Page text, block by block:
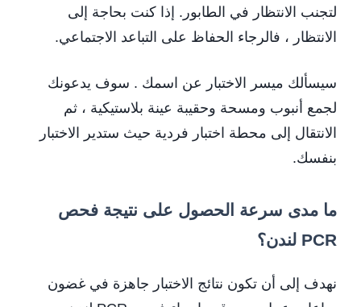
لتجنب الانتظار في الطابور. إذا كنت بحاجة إلى
الانتظار ، فالرجاء الحفاظ على التباعد الاجتماعي.
سيسألك ميسر الاختبار عن اسمك . سوف يدعونك
لجمع أنبوب ومسحة وحقيبة عينة بلاستيكية ، ثم
الانتقال إلى محطة اختبار فردية حيث ستدير الاختبار
بنفسك.
ما مدى سرعة الحصول على نتيجة فحص
PCR لندن؟
نهدف إلى أن تكون نتائج الاختبار جاهزة في غضون